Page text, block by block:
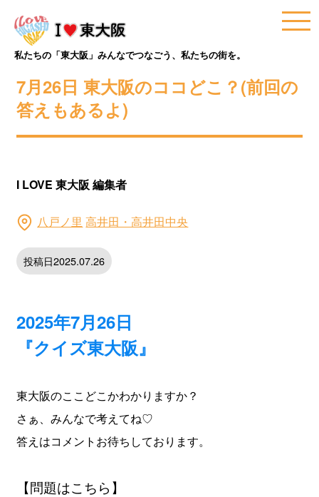
私たちの「東大阪」みんなでつなごう、私たちの街を。
7月26日 東大阪のココどこ？(前回の
答えもあるよ)
I LOVE 東大阪 編集者
八戸ノ里 高井田・高井田中央
投稿日2025.07.26
2025年7月26日
『クイズ東大阪』
東大阪のここどこかわかりますか？
さぁ、みんなで考えてね♡
答えはコメントお待ちしております。
【問題はこちら】